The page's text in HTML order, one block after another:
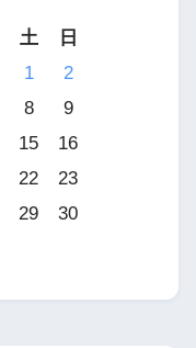
土
日
1
2
8
9
15
16
22
23
29
30